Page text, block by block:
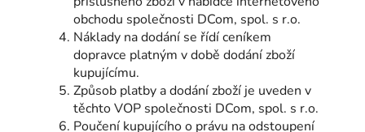
obchodu společnosti DCom, spol. s r.o.
Náklady na dodání se řídí ceníkem
dopravce platným v době dodání zboží
kupujícímu.
Způsob platby a dodání zboží je uveden v
těchto VOP společnosti DCom, spol. s r.o.
Poučení kupujícího o právu na odstoupení